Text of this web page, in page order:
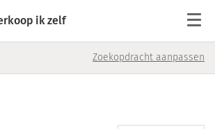
ik zelf
Zoekopdracht aanpassen